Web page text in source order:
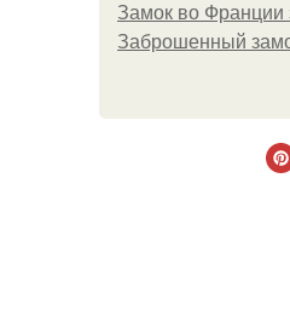
Замок во
Заброшенный